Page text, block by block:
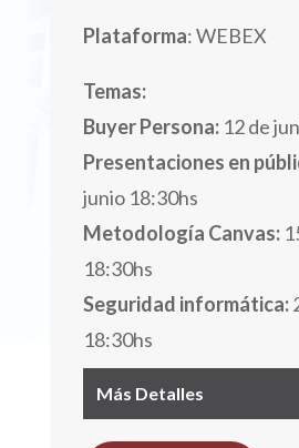
Plataforma: WEBEX
Temas:
Buyer Persona:12 de
Presentaciones en
junio 18:30hs
Metodología Canvas:
18:30hs
Seguridad informática:
18:30hs
Más Detalles